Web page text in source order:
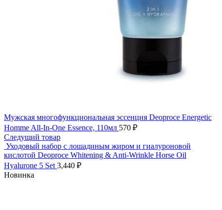
Мужская многофункциональная эссенция Deoproce Energetic
Homme All-In-One Essence, 110мл 570 ₽
Следущий товар
Уходовый набор с лошадиным жиром и гиалуроновой
кислотой Deoproce Whitening & Anti-Wrinkle Horse Oil
Hyalurone 5 Set 3,440 ₽
Новинка